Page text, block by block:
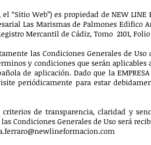
“Sitio Web”) es propiedad de NEW LINE
Las Marismas de Palmones Edifico
Mercantil de Cádiz, Tomo 2101,
las Condiciones Generales de Uso
y condiciones que serán
de aplicación. Dado que la
periódicamente para estar
de transparencia, claridad y
Condiciones Generales de Uso será